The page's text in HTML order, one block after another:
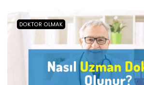
DOKTOR OLMAK